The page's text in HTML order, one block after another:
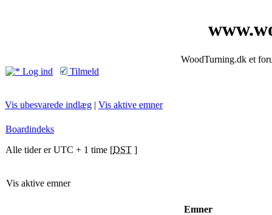
WoodTurning.dk et
Log ind
Tilmeld
Vis ubesvarede indlæg | Vis aktive emner
Boardindeks
Alle tider er UTC + 1 time [DST ]
Vis aktive emner
Emner